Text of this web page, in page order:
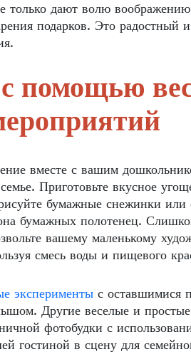
только дают волю
подарков. Это радостный
с помощью
вместе с вашим
Приготовьте вкусное
бумажные снежинки
бумажных полотенец.
вашему маленькому
смесь воды и пищевого
эксперименты с оставшимися
Другие веселые и
фотобудки с
гостиной в сцену для